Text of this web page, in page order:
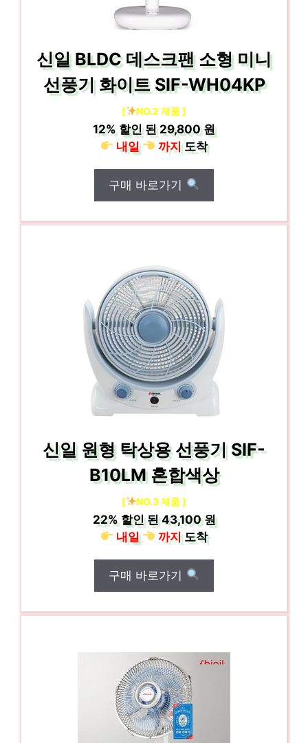
신일 BLDC 데스크팬 소형 미니
선풍기 화이트 SIF-WH04KP
[ NO.2 제품 ]
12% 할인 된29,800 원
내일
까지도착
구매 바로가기
신일 원형 탁상용 선풍기 SIF-
B10LM 혼합색상
[ NO.3 제품 ]
22%할인 된43,100 원
내일
까지도착
구매 바로가기